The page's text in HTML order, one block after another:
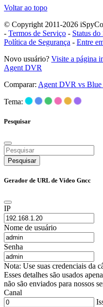
Voltar ao topo
© Copyright 2011-2026
- Termos de Serviço - Status
Política de Segurança - Entre
Novo usuário? Visite a página
Agent DVR
Comparar: Agent DVR vs Blue
Tema:
Pesquisar
Pesquisar
Gerador de URL de Vídeo Gncc
IP
Nome de usuário
Senha
Nota: Use suas credenciais da
Esses detalhes são usados
não são enviados para nossos
Canal